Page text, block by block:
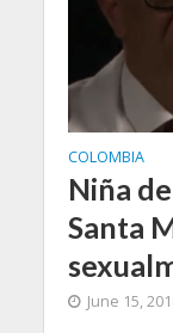
COLOMBIA
Niña
Santa
June 15,